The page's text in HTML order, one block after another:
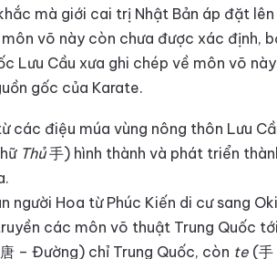
mà giới cai trị Nhật Bản áp đặt
võ này còn chưa được xác định,
Lưu Cầu xưa ghi chép về môn võ
gốc của Karate.
các điệu múa vùng nông thôn Lưu
Thủ手) hình thành và phát triển
người Hoa từ Phúc Kiến di cư sang
các môn võ thuật Trung Quốc
– Đường) chỉ Trung Quốc, còn te (